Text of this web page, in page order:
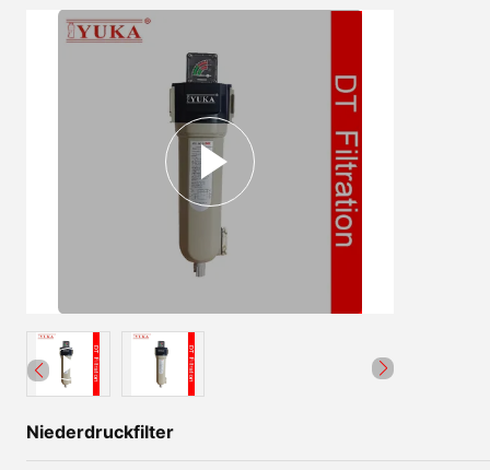
Niederdruckfilter